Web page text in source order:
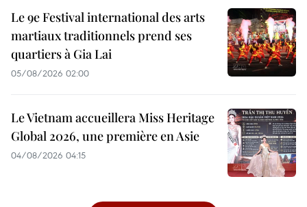
Le 9e Festival international des arts
martiaux traditionnels prend ses
quartiers à Gia Lai
05/08/2026 02:00
Le Vietnam accueillera Miss Heritage
Global 2026, une première en Asie
04/08/2026 04:15